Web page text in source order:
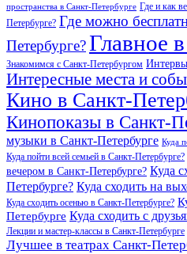
пространства в Санкт-Петербурге Где и как
Петербурге? Где можно
Петербурге?Главное
Знакомимся с Санкт-Петербургом
Интересные места и
Кино в Санкт-
Кинопоказы в Санкт-
музыки в Санкт-Петербурге Куда
Куда пойти всей семьей в Санкт-Петербурге?
вечером в Санкт-Петербурге? Куда
Петербурге? Куда сходить на
Куда сходить осенью в Санкт-Петербурге?
Петербурге Куда сходить с
Лекции и мастер-классы в Санкт-Петербурге
Лучшее в театрах Санкт-